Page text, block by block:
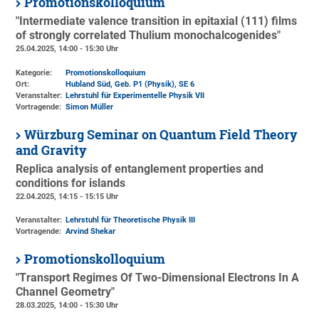
"Intermediate valence transition in epitaxial (111) films
of strongly correlated Thulium monochalcogenides"
25.04.2025, 14:00 - 15:30 Uhr
Kategorie:
Promotionskolloquium
Ort:
Hubland Süd, Geb. P1 (Physik), SE 6
Veranstalter: Lehrstuhl für Experimentelle Physik VII
Vortragende: Simon Müller
Würzburg Seminar on Quantum Field Theory
and Gravity
Replica analysis of entanglement properties and
conditions for islands
22.04.2025, 14:15 - 15:15 Uhr
Veranstalter: Lehrstuhl für Theoretische Physik III
Vortragende: Arvind Shekar
Promotionskolloquium
"Transport Regimes Of Two-Dimensional Electrons In A
Channel Geometry"
28.03.2025, 14:00 - 15:30 Uhr